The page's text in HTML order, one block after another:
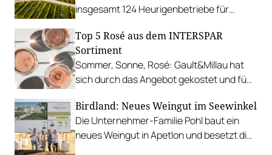
insgesamt 124 Heurigenbetriebe für
Top 5 Rosé aus dem INTERSPAR
Sortiment
Sommer, Sonne, Rosé: Gault&Millau hat
sich durch das Angebot gekostet und fünf
Birdland: Neues Weingut im Seewinkel
Die Unternehmer-Familie Pohl baut ein
neues Weingut in Apetlon und besetzt die